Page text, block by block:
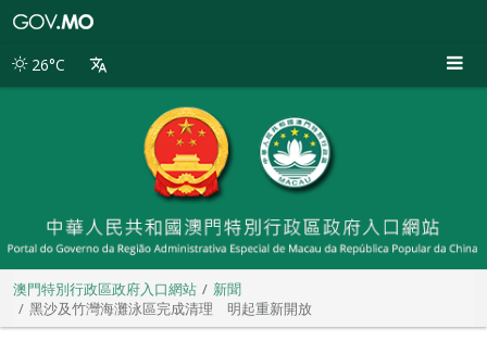
別
26°C
澳門特別行政區政府入口網站
新聞
黑沙及竹灣海灘泳區完成清理 明起重新開放